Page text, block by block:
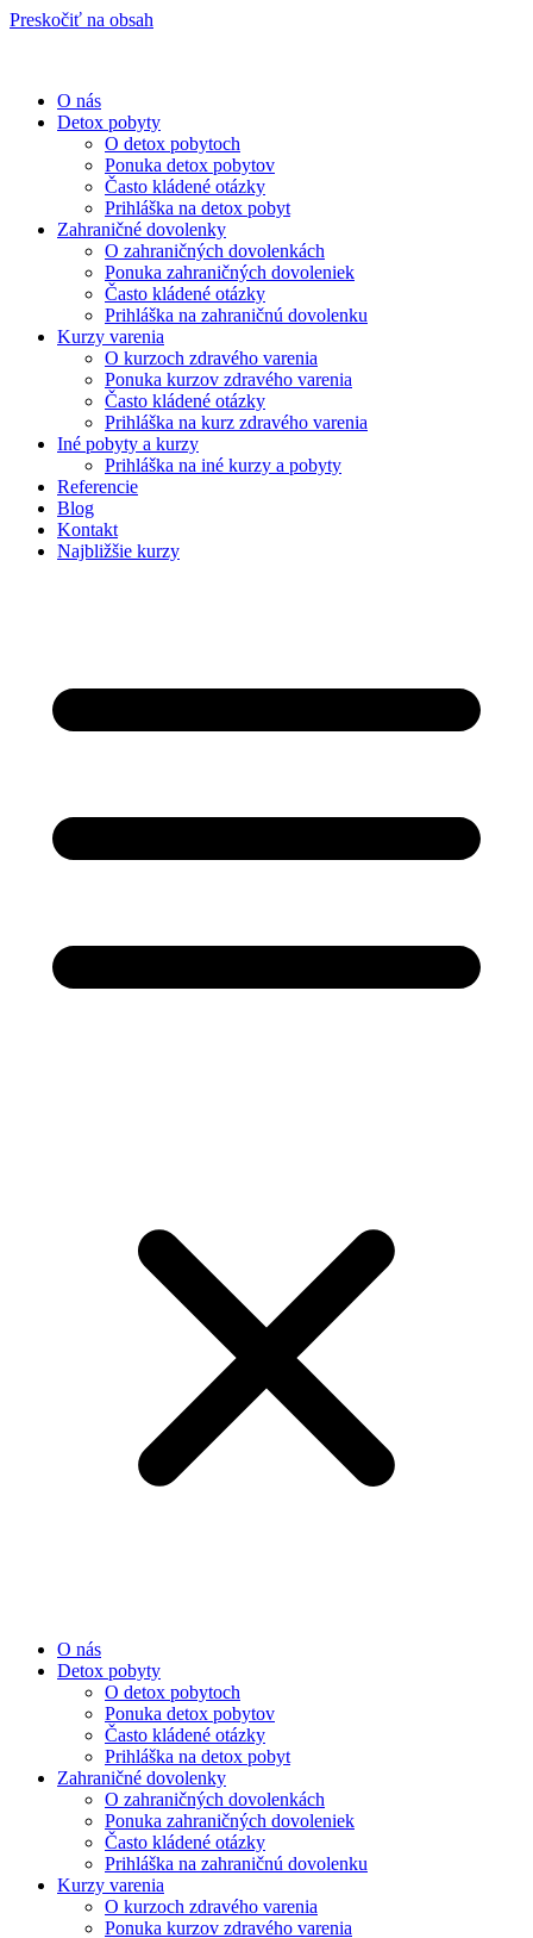
Preskočiť na obsah
O nás
Detox pobyty
O detox pobytoch
Ponuka detox pobytov
Často kládené otázky
Prihláška na detox pobyt
Zahraničné dovolenky
O zahraničných dovolenkách
Ponuka zahraničných dovoleniek
Často kládené otázky
Prihláška na zahraničnú dovolenku
Kurzy varenia
O kurzoch zdravého varenia
Ponuka kurzov zdravého varenia
Často kládené otázky
Prihláška na kurz zdravého varenia
Iné pobyty a kurzy
Prihláška na iné kurzy a pobyty
Referencie
Blog
Kontakt
Najbližšie kurzy
O nás
Detox pobyty
O detox pobytoch
Ponuka detox pobytov
Často kládené otázky
Prihláška na detox pobyt
Zahraničné dovolenky
O zahraničných dovolenkách
Ponuka zahraničných dovoleniek
Často kládené otázky
Prihláška na zahraničnú dovolenku
Kurzy varenia
O kurzoch zdravého varenia
Ponuka kurzov zdravého varenia